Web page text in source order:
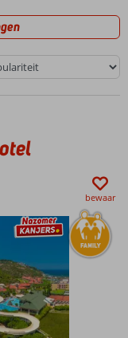
bewaar